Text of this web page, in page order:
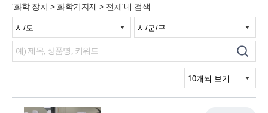
'화학 장치 > 화학기자재 > 전체'내 검색